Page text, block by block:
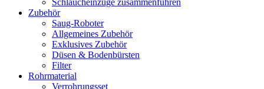
Schlaucheinzüge zusammenführen
Zubehör
Saug-Roboter
Allgemeines Zubehör
Exklusives Zubehör
Düsen & Bodenbürsten
Filter
Rohrmaterial
Verrohrungsset